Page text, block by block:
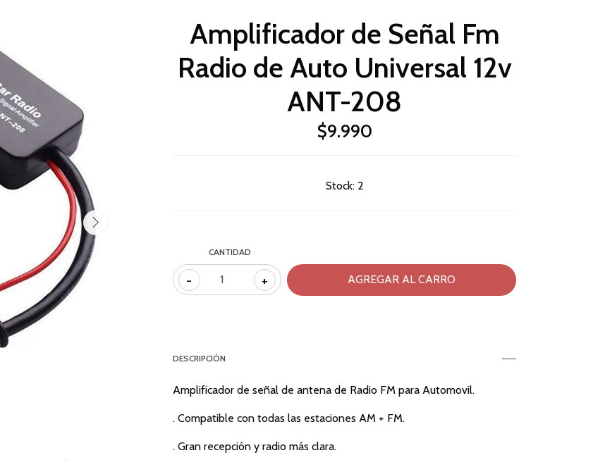
Amplificador de Señal Fm
Radio de Auto Universal 12v
ANT-208
$9.990
Stock: 2
CANTIDAD
- +
DESCRIPCIÓN
Amplificador de señal de antena de Radio FM para Automovil.
. Compatible con todas las estaciones AM + FM.
. Gran recepción y radio más clara.